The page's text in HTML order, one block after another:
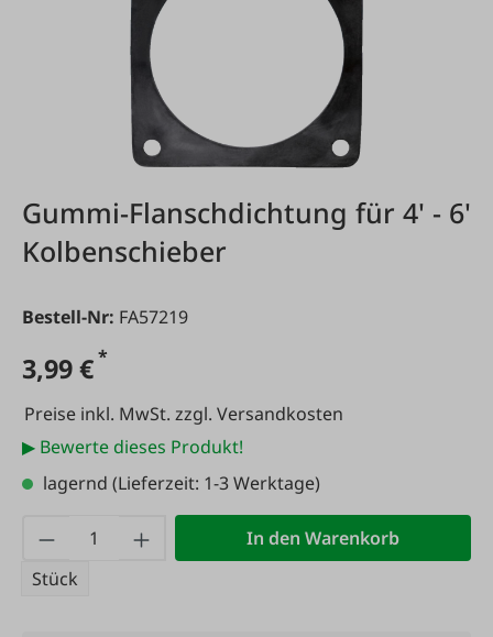
Gummi-Flanschdichtung für 4' - 6'
Kolbenschieber
Bestell-Nr: FA57219
3,99 €*
Preise inkl. MwSt. zzgl. Versandkosten
▶ Bewerte dieses Produkt!
lagernd (Lieferzeit: 1-3 Werktage)
Produkt Anzahl: Gib den gewünschten
Stück
In den Warenkorb